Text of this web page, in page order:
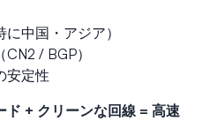
中国・アジア）
/ BGP）
安定性
ド + クリーンな回線 = 高速